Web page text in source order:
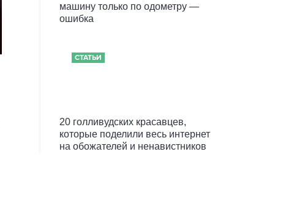
машину только по одометру —
ошибка
СТАТЬИ
20 голливудских красавцев,
которые поделили весь интернет
на обожателей и ненавистников